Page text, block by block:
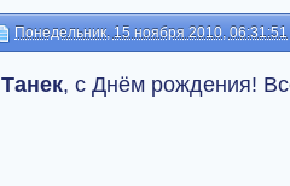
Понедельник, 15 ноября 2010, 06:31:51
Танек, с Днём рождения!